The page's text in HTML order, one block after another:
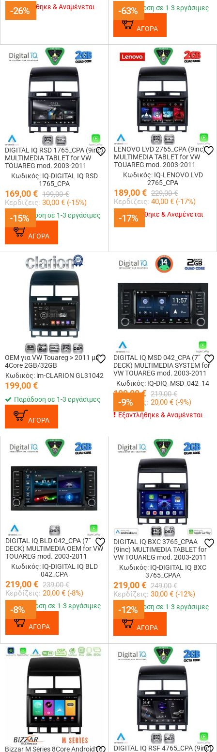
-26%
-26%
Εξαντλήθηκε & Αναμένεται -63%
-63%
Παράδοση σε 1-3 εργάσιμες
ΑΓΟΡΑ
-15%
DIGITAL IQ RSD 1765_CPA (9inc)
MULTIMEDIA TABLET for VW
TOUAREG mod. 2003-2011
Κωδικός: IQ-DIGITAL IQ RSD
1765_CPA
169,00€ 199,00 €
Κερδίζεις: 30,00 € (-15%)
-15%
Παράδοση σε 1-3 εργάσιμες
ΑΓΟΡΑ
-17%
LENOVO LVD 2765_CPA (9inc)
MULTIMEDIA TABLET for VW
TOUAREG mod. 2003-2011
Κωδικός: IQ-LENOVO LVD
2765_CPA
189,00€ 229,00 €
Κερδίζεις: 40,00 € (-17%)
-17%
Εξαντλήθηκε & Αναμένεται
OEM για VW Touareg > 2011 με
4Core 2GB/32GB
Κωδικός: lm-CLARION GL31042
199,00€
Παράδοση σε 1-3 εργάσιμες
ΑΓΟΡΑ
-9%
DIGITAL IQ MSD 042_CPA (7”
DECK) MULTIMEDIA SYSTEM for
VW TOUAREG mod. 2003-2011
Κωδικός: IQ-DIQ_MSD_042_14
199,00€ 219,00 €
Κερδίζεις: 20,00 € (-9%)
-9%
Εξαντλήθηκε & Αναμένεται
-8%
DIGITAL IQ BLD 042_CPA (7"
DECK) MULTIMEDIA OEM for VW
TOUAREG mod. 2003-2011
Κωδικός: IQ-DIGITAL IQ BLD
042_CPA
219,00€ 239,00 €
Κερδίζεις: 20,00 € (-8%)
-8%
Παράδοση σε 1-3 εργάσιμες
ΑΓΟΡΑ
-12%
DIGITAL IQ BXC 3765_CPAA
(9inc) MULTIMEDIA TABLET for
VW TOUAREG mod. 2003-2011
Κωδικός: IQ-DIGITAL IQ BXC
3765_CPAA
219,00€ 249,00 €
Κερδίζεις: 30,00 € (-12%)
-12%
Παράδοση σε 1-3 εργάσιμες
ΑΓΟΡΑ
Bizzar M Series 8Core Android16 DIGITAL IQ RSF 4765_CPA (9inc)